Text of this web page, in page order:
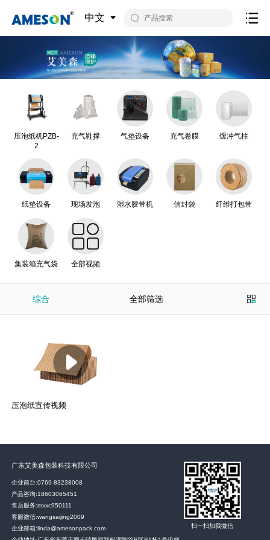
中文
压泡纸机PZB-
2
充气鞋撑 气垫设备 充气卷膜 缓冲气柱
纸垫设备 现场发泡 湿水胶带机 信封袋 纤维打包带
集装箱充气袋 全部视频
综合 全部筛选
压泡纸宣传视频
广东艾美森包装科技有限公司
企业前台:0769-83238008
产品咨询:18603065451
售后服务:mxxc950111
客服微信:wangsaijing2009
企业邮箱:linda@amesonpack.com
扫一扫加我微信